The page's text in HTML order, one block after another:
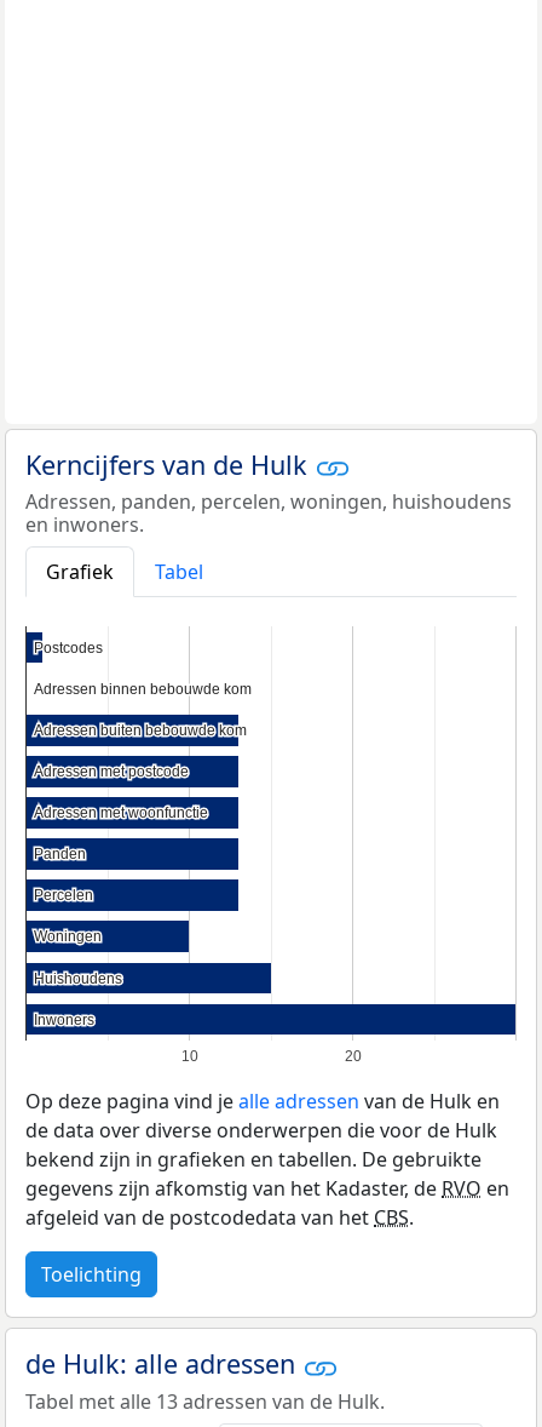
Kerncijfers van de Hulk
Adressen, panden, percelen, woningen, huishoudens
en inwoners.
Grafiek
Tabel
10 20
Postcodes
Postcodes
Adressen binnen bebouwde kom
Adressen binnen bebouwde kom
Adressen buiten bebouwde kom
Adressen buiten bebouwde kom
Adressen met postcode
Adressen met postcode
Adressen met woonfunctie
Adressen met woonfunctie
Panden
Panden
Percelen
Percelen
Woningen
Woningen
Huishoudens
Huishoudens
Inwoners
Inwoners
Op deze pagina vind jealle adressen van de Hulk en
de data over diverse onderwerpen die voor de Hulk
bekend zijn in grafieken en tabellen. De gebruikte
gegevens zijn afkomstig van het Kadaster, deRVO en
afgeleid van de postcodedata van hetCBS.
Toelichting
de Hulk: alle adressen
Tabel met alle 13 adressen van de Hulk.